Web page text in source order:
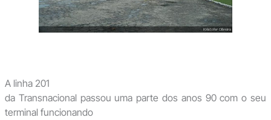
A linha 201
da Transnacional passou uma parte dos anos 90 com o seu
terminal funcionando